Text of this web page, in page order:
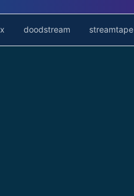
doodstream streamtape